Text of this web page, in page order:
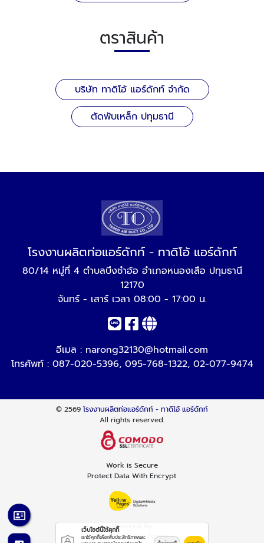
ตราสินค้า
บริษัท ทาดิโอ้ แอร์ดักท์ จำกัด
ตัดพับเหล็ก ปทุมธานี
โรงงานผลิตท่อแอร์ดักท์ - ทาดิโอ้ แอร์ดักท์
80/14 หมู่ที่ 4 ตำบลบึงชำอ้อ อำเภอหนองเสือ ปทุมธานี
12170
จันทร์ - เสาร์ เวลา 08:00 - 17:00 น.
อีเมล : narong32130@hotmail.com
โทรศัพท์ : 087-020-5396, 095-768-1322, 02-077-9474
© 2569 โรงงานผลิตท่อแอร์ดักท์ - ทาดิโอ้ แอร์ดักท์
All rights reserved.
Work is Secure
Protect Data With Encrypt
Powered By
Thailand YellowPages
เว็บไซต์นี้ใช้คุกกี้
เราใช้คุกกี้เพื่อเพิ่มประสิทธิภาพและ